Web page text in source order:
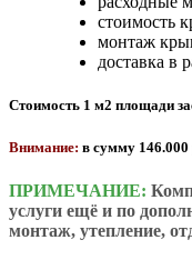
стоимость
монтаж
доставка в
Стоимость 1 м2 площади
Внимание: в сумму 146.000
ПРИМЕЧАНИЕ:
услуги ещё и по
монтаж, утепление,